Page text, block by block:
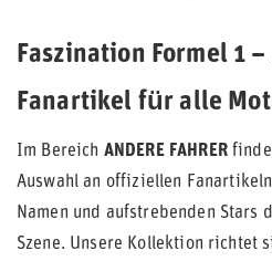
Faszination Formel 1
Fanartikel für alle
Im Bereich ANDERE FAHRER
Auswahl an offiziellen
Namen und aufstrebenden Stars
Szene. Unsere Kollektion richtet